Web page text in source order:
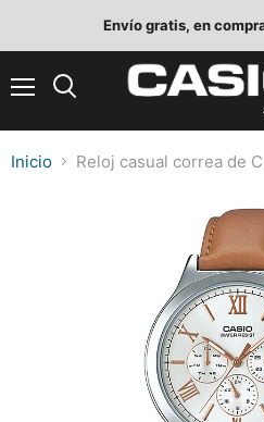
Envío gratis, en
Inicio Reloj casual correa de